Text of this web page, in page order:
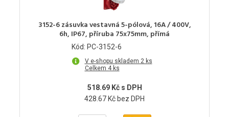
3152-6 zásuvka vestavná 5-pólová, 16A / 400V,
6h, IP67, příruba 75x75mm, přímá
Kód: PC-3152-6
V e-shopu skladem 2 ks
Celkem 4 ks
518.69 Kč s DPH
428.67 Kč bez DPH